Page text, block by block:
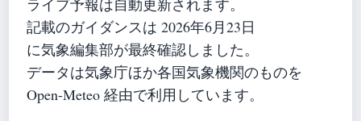
ライブ予報は自動更新されます。
記載のガイダンスは 2026年6月23日
に気象編集部が最終確認しました。
データは気象庁ほか各国気象機関のものを
Open-Meteo 経由で利用しています。